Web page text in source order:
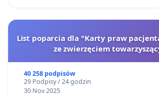
List poparcia dla "Karty praw
ze zwierzęciem
40 258 podpisów
29 Podpisy / 24 godzin
30 Nov 2025